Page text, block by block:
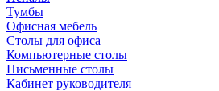
Тумбы
Офисная мебель
Столы для офиса
Компьютерные столы
Письменные столы
Кабинет руководителя